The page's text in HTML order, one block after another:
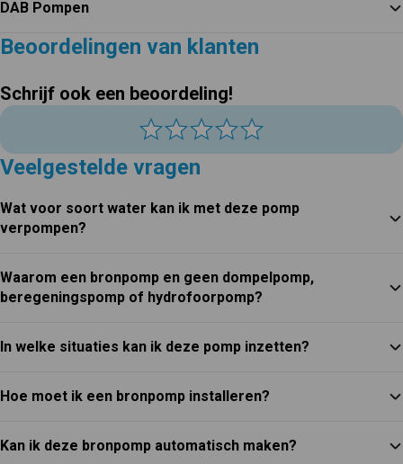
DAB Pompen
Beoordelingen van klanten
Schrijf ook een beoordeling!
Veelgestelde vragen
Wat voor soort water kan ik met deze pomp
verpompen?
Waarom een bronpomp en geen dompelpomp,
beregeningspomp of hydrofoorpomp?
In welke situaties kan ik deze pomp inzetten?
Hoe moet ik een bronpomp installeren?
Kan ik deze bronpomp automatisch maken?